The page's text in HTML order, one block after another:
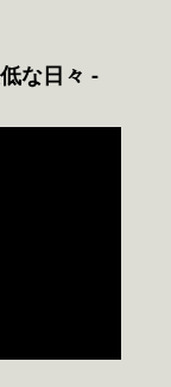
な日々 -